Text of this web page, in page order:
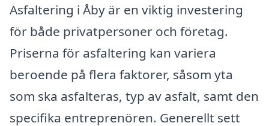
Asfaltering i Åby är en viktig investering
för både privatpersoner och företag.
Priserna för asfaltering kan variera
beroende på flera faktorer, såsom yta
som ska asfalteras, typ av asfalt, samt den
specifika entreprenören. Generellt sett